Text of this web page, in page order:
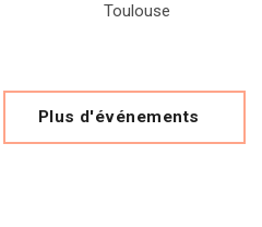
Toulouse
Plus d'événements